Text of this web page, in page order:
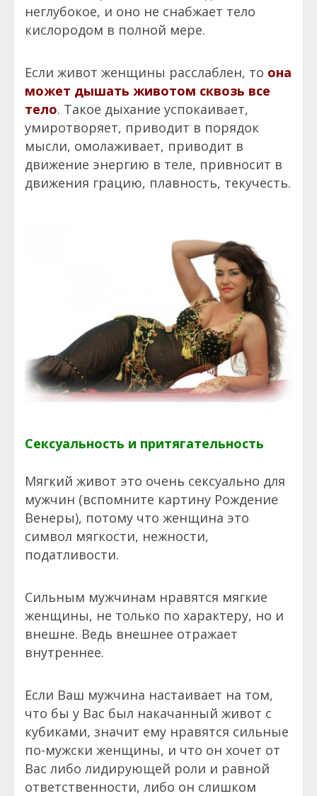
неглубокое, и оно не снабжает тело
кислородом в полной мере.
Если живот женщины расслаблен, то она
может дышать животом сквозь все
тело. Такое дыхание успокаивает,
умиротворяет, приводит в порядок
мысли, омолаживает, приводит в
движение энергию в теле, привносит в
движения грацию, плавность, текучесть.
Сексуальность и притягательность
Мягкий живот это очень сексуально для
мужчин (вспомните картину Рождение
Венеры), потому что женщина это
символ мягкости, нежности,
податливости.
Сильным мужчинам нравятся мягкие
женщины, не только по характеру, но и
внешне. Ведь внешнее отражает
внутреннее.
Если Ваш мужчина настаивает на том,
что бы у Вас был накачанный живот с
кубиками, значит ему нравятся сильные
по-мужски женщины, и что он хочет от
Вас либо лидирующей роли и равной
ответственности, либо он слишком